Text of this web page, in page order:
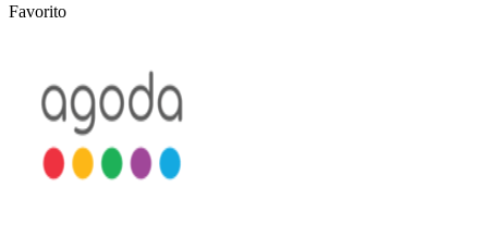
KaBuM!
Casa e Jardim
Favorito